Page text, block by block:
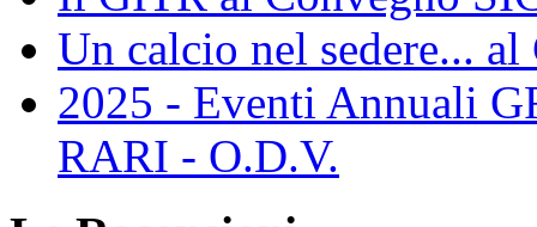
Un calcio nel sedere...
2025 - Eventi Annuali
RARI - O.D.V.